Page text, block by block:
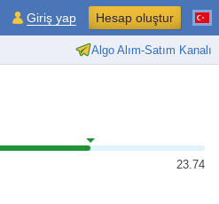
Algo Alım-Satım Kanalı
Giriş yap Hesap oluştur
23.74